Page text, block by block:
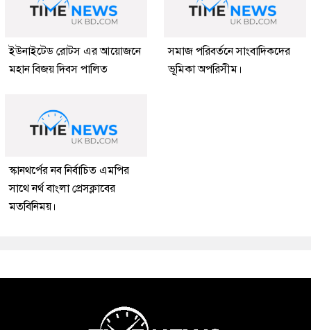
ইউনাইটেড রোটস এর আয়োজনে
মহান বিজয় দিবস পালিত
সমাজ পরিবর্তনে সাংবাদিকদের
ভূমিকা অপরিসীম।
স্কানথর্পের নব নির্বাচিত এমপির
সাথে নর্থ বাংলা প্রেসক্লাবের
মতবিনিময়।